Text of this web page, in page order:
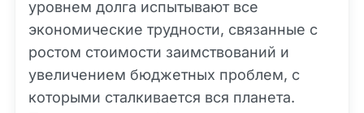
уровнем долга испытывают все
экономические трудности, связанные с
ростом стоимости заимствований и
увеличением бюджетных проблем, с
которыми сталкивается вся планета.